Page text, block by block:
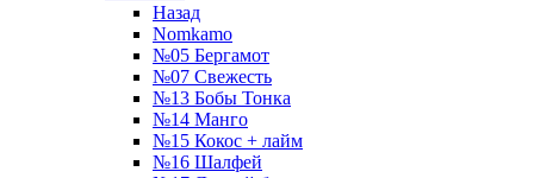
Назад
Nomkamo
№05 Бергамот
№07 Свежесть
№13 Бобы Тонка
№14 Манго
№15 Кокос + лайм
№16 Шалфей